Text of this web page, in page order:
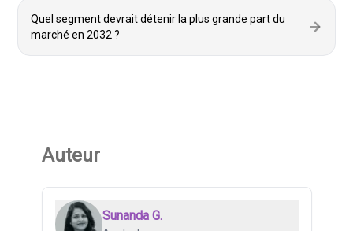
Quel segment devrait détenir la plus grande part du
marché en 2032 ?
Auteur
Sunanda G.